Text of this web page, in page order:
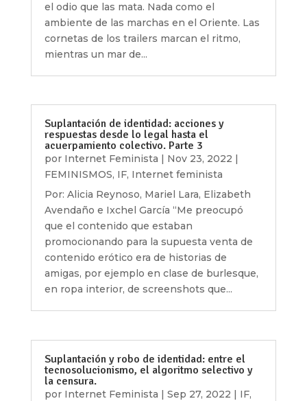
el odio que las mata. Nada como el
ambiente de las marchas en el Oriente. Las
cornetas de los trailers marcan el ritmo,
mientras un mar de...
Suplantación de identidad: acciones y
respuestas desde lo legal hasta el
acuerpamiento colectivo. Parte 3
por Internet Feminista Nov 23, 2022
FEMINISMOS, IF, Internet feminista
Por: Alicia Reynoso, Mariel Lara, Elizabeth
Avendaño e Ixchel García “Me preocupó
que el contenido que estaban
promocionando para la supuesta venta de
contenido erótico era de historias de
amigas, por ejemplo en clase de burlesque,
en ropa interior, de screenshots que...
Suplantación y robo de identidad: entre el
tecnosolucionismo, el algoritmo selectivo y
la censura.
por Internet Feminista | Sep 27, 2022 | IF,